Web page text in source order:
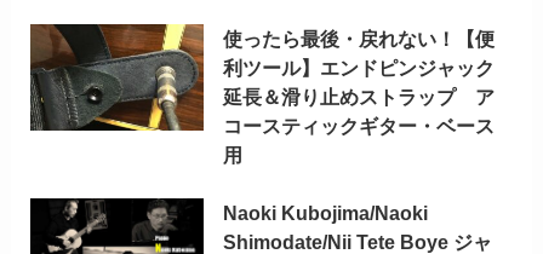
使ったら最後・戻れない！【便
利ツール】エンドピンジャック
延長＆滑り止めストラップ ア
コースティックギター・ベース
用
Naoki Kubojima/Naoki
Shimodate/Nii Tete Boye ジャ